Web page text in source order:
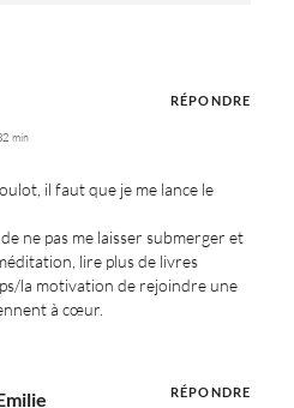
min
il faut que je me lance le
ne pas me laisser submerger et
lire plus de livres
la motivation de rejoindre une
à cœur.
RÉPONDRE
RÉPONDRE